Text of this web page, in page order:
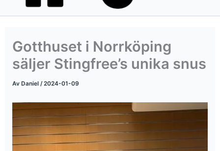
Gotthuset i Norrköping
säljer Stingfree’s unika snus
Av Daniel /2024-01-09